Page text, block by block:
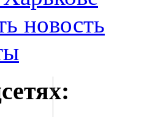
новость